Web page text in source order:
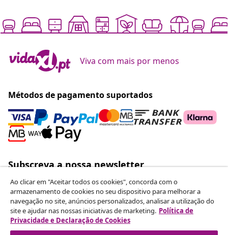
Viva com mais por menos
Métodos de pagamento suportados
Subscreva a nossa newsletter
Junte-se a mais de 700 000 compradores que recebem
ofertas semanais, promoções sazonais e novidades da
vidaXL.
As nossas contas nas redes sociais
Ao clicar em "Aceitar todos os cookies", concorda com o
armazenamento de cookies no seu dispositivo para melhorar a
navegação no site, anúncios personalizados, analisar a utilização do
site e ajudar nas nossas iniciativas de marketing. Política de
Privacidade e Declaração de Cookies